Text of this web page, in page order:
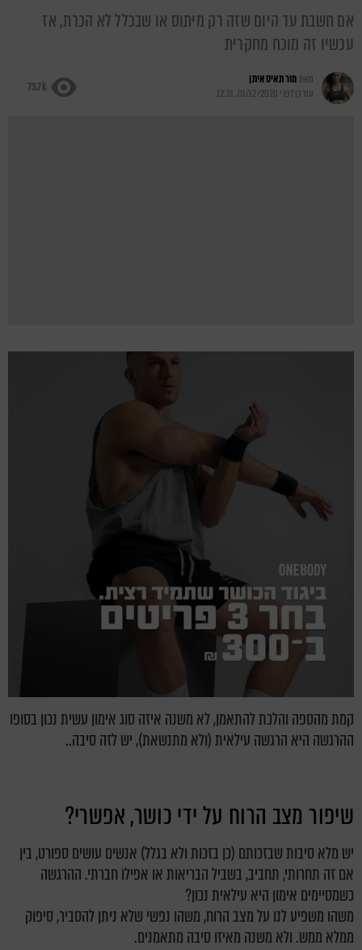
אם חשבת עד היום שזה רק מיתוס או שבכלל לא הכרת, אז
עכשיו זה מוכח מחקרית
מאתמור תאיס איתן
עודכן לפני 01/12/2020, 12:31
73.7k
קמת מהספה והלכת להתאמן, לא משנה איזה סוג אימון עשית נכון בסופו
ההרגשה היא הרגשה עילאית (ולא מתנשאת), יש לזה סיבה..
שיפור מצב הרוח על ידי כושר, אפשרי?
יש מלא סיבות שבזכותם (כן בזכות ולא בגלל) אנשים עושים ספורט, בין
אם זה תחרותי, תחביב, בשביל הבריאות או אפילו חברתי. ההרגשה
כשמסיימים אימון היא עילאית נכון?
משהו משפיע לנו על מצב הרוח, משהו נפשי שלא ניתן להסביר, סיפוק
ממלא ממש. ולא משנה מאיזו סיבה מתאמנים.